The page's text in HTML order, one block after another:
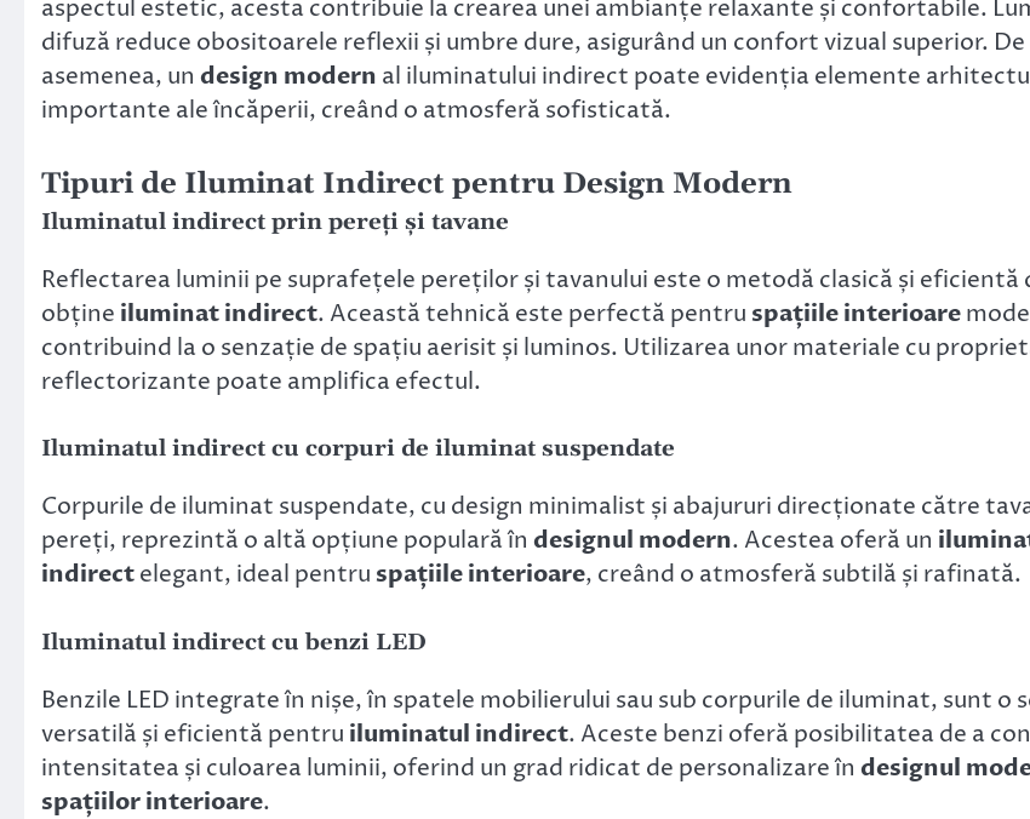
aspectul estetic, acesta contribuie la crearea unei ambianțe relaxante și confortabile.
difuză reduce obositoarele reflexii și umbre dure, asigurând un confort vizual superior. De
asemenea, un design modern al iluminatului indirect poate evidenția elemente
importante ale încăperii, creând o atmosferă sofisticată.
Tipuri de Iluminat Indirect pentru Design Modern
Iluminatul indirect prin pereți și tavane
Reflectarea luminii pe suprafețele pereților și tavanului este o metodă clasică și eficientă
obține iluminat indirect. Această tehnică este perfectă pentru spațiile interioare
contribuind la o senzație de spațiu aerisit și luminos. Utilizarea unor materiale cu
reflectorizante poate amplifica efectul.
Iluminatul indirect cu corpuri de iluminat suspendate
Corpurile de iluminat suspendate, cu design minimalist și abajururi direcționate către
pereți, reprezintă o altă opțiune populară în designul modern. Acestea oferă un
indirectelegant, ideal pentru spațiile interioare, creând o atmosferă subtilă și rafinată.
Iluminatul indirect cu benzi LED
Benzile LED integrate în nișe, în spatele mobilierului sau sub corpurile de iluminat, sunt o
versatilă și eficientă pentru iluminatul indirect. Aceste benzi oferă posibilitatea de a
intensitatea și culoarea luminii, oferind un grad ridicat de personalizare în designul
spațiilor interioare.